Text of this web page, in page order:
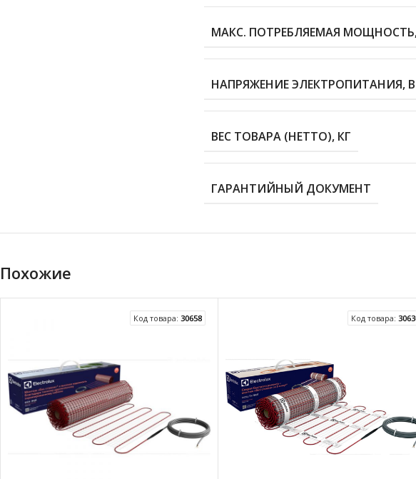
МАКС. ПОТРЕБЛЯЕМАЯ
НАПРЯЖЕНИЕ ЭЛЕКТРОПИТАНИЯ, В
ВЕС ТОВАРА (НЕТТО), КГ
ГАРАНТИЙНЫЙ ДОКУМЕНТ
Похожие
Код товара: 30658 Код товара: